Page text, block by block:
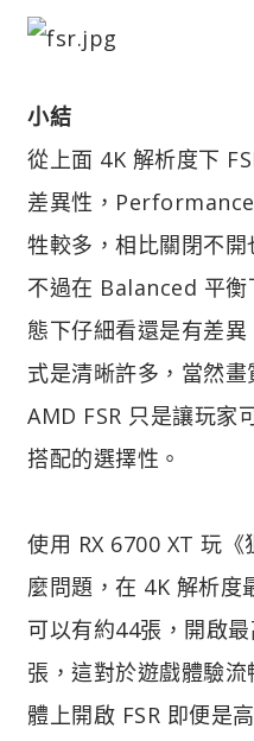
小結
從上面 4K 解析度下
差異性，
牲較多，相比關閉不開
不過在 Balanced 平
態下仔細看還是有差
式是清晰許多，當然畫
AMD FSR 只是讓玩家
搭配的選擇性。
使用 RX 6700 XT 玩
麼問題，在 4K 解析度
可以有約44張，開啟
張，這對於遊戲體驗
體上開啟 FSR 即便是